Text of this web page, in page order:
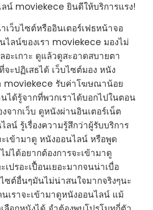
น์ moviekece ยินดีให้บริการแรง!
เว็บไซต์หรืออินเตอร์เฟธหน้าจอ
ไลน์ของเรา moviekece มองไม่
อะเกาะ ดูแล้วดูสะอาดสบายตา
จะปฏิเสธได้ เว็บไซต์มอง หนัง
moviekece รับค่าโฆษณาน้อย
ได้รู้จากที่พวกเราได้บอกไปในตอน
จากเว็บ ดูหนังผ่านอินเตอร์เน็ต
ลน์ รู้เรื่องความรู้สึกว่าผู้รับบริการ
เข้ามาดู หนังออนไลน์ หรือพูด
ได้อยากต้องการจะเข้ามาดู
เปรอะเปื้อนเยอะมากจนน่าเบื่อ
ซต์อื่นๆมันไม่น่าสนใจมากจริงๆนะ
เราจะเข้ามาดูหนังออนไลน์ แม้